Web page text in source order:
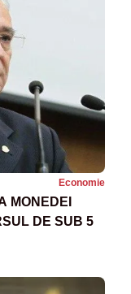
Economie
MONEDEI
DE SUB 5